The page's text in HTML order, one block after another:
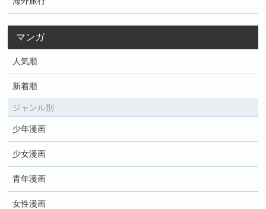
マンガ
人気順
新着順
ジャンル別
少年漫画
少女漫画
青年漫画
女性漫画